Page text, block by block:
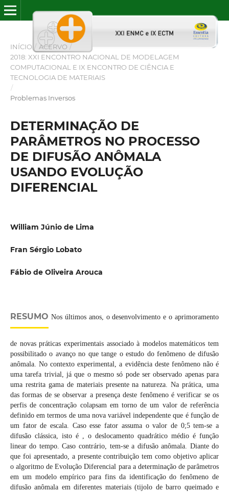
INÍCIO / ACERVO /
2018: XXI ENCONTRO NACIONAL DE MODELAGEM
COMPUTACIONAL E IX ENCONTRO DE CIÊNCIA E
TECNOLOGIA DE MATERIAIS
/
Problemas Inversos
DETERMINAÇÃO DE
PARÂMETROS NO PROCESSO
DE DIFUSÃO ANÔMALA
USANDO EVOLUÇÃO
DIFERENCIAL
William Júnio de Lima
Fran Sérgio Lobato
Fábio de Oliveira Arouca
RESUMO Nos últimos anos, o desenvolvimento e o aprimoramento
de novas práticas experimentais associado à modelos matemáticos tem
possibilitado o avanço no que tange o estudo do fenômeno de difusão
anômala. No contexto experimental, a evidência deste fenômeno não é
uma tarefa trivial, já que o mesmo só pode ser observado apenas para
uma restrita gama de materiais presente na natureza. Na prática, uma
das formas de se observar a presença deste fenômeno é verificar se os
perfis de concentração colapsam em torno de um valor de referência
definido em termos de uma nova variável independente que é função de
um fator de escala. Caso esse fator assuma o valor de 0;5 tem-se a
difusão clássica, isto é , o deslocamento quadrático médio é função
linear do tempo. Caso contrário, tem-se a difusão anômala. Diante do
que foi apresentado, a presente contribuição tem como objetivo aplicar
o algoritmo de Evolução Diferencial para a determinação de parâmetros
em um modelo empírico para fins da identificação do fenômeno de
difusão anômala em diferentes materiais (tijolo de barro queimado e